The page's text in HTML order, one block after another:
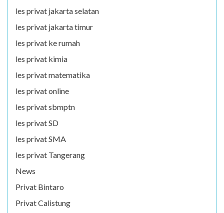
les privat jakarta selatan
les privat jakarta timur
les privat ke rumah
les privat kimia
les privat matematika
les privat online
les privat sbmptn
les privat SD
les privat SMA
les privat Tangerang
News
Privat Bintaro
Privat Calistung